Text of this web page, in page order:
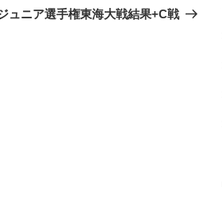
の
ュニア選手権東海大戦結果+C戦